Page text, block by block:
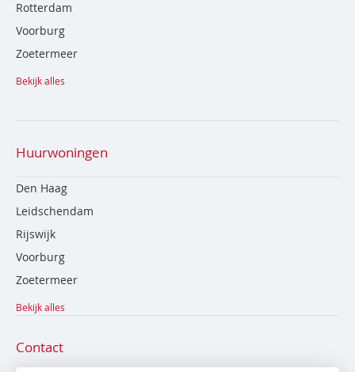
Rotterdam
Voorburg
Zoetermeer
Bekijk alles
Huurwoningen
Den Haag
Leidschendam
Rijswijk
Voorburg
Zoetermeer
Bekijk alles
Contact